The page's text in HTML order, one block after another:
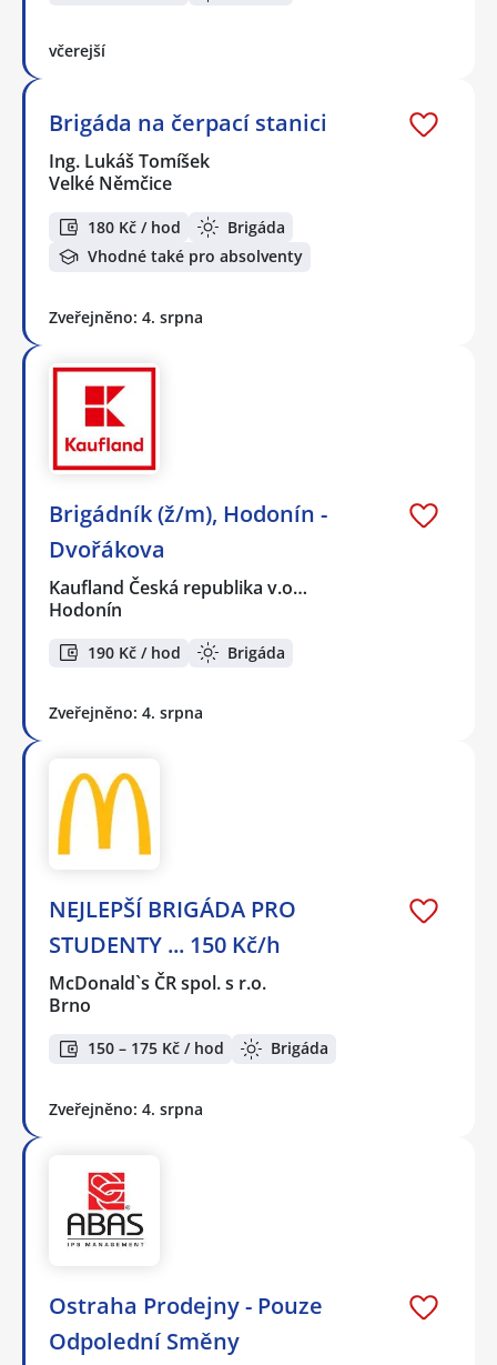
včerejší
Brigáda na čerpací stanici
Ing. Lukáš Tomíšek
Velké Němčice
180 Kč / hod
Brigáda
Vhodné také pro absolventy
Zveřejněno: 4. srpna
Brigádník (ž/m), Hodonín -
Dvořákova
Kaufland Česká republika v.o…
Hodonín
190 Kč / hod Brigáda
Zveřejněno: 4. srpna
NEJLEPŠÍ BRIGÁDA PRO
STUDENTY ... 150 Kč/h
McDonald`s ČR spol. s r.o.
Brno
150 – 175 Kč / hod Brigáda
Zveřejněno: 4. srpna
Ostraha Prodejny - Pouze
Odpolední Směny